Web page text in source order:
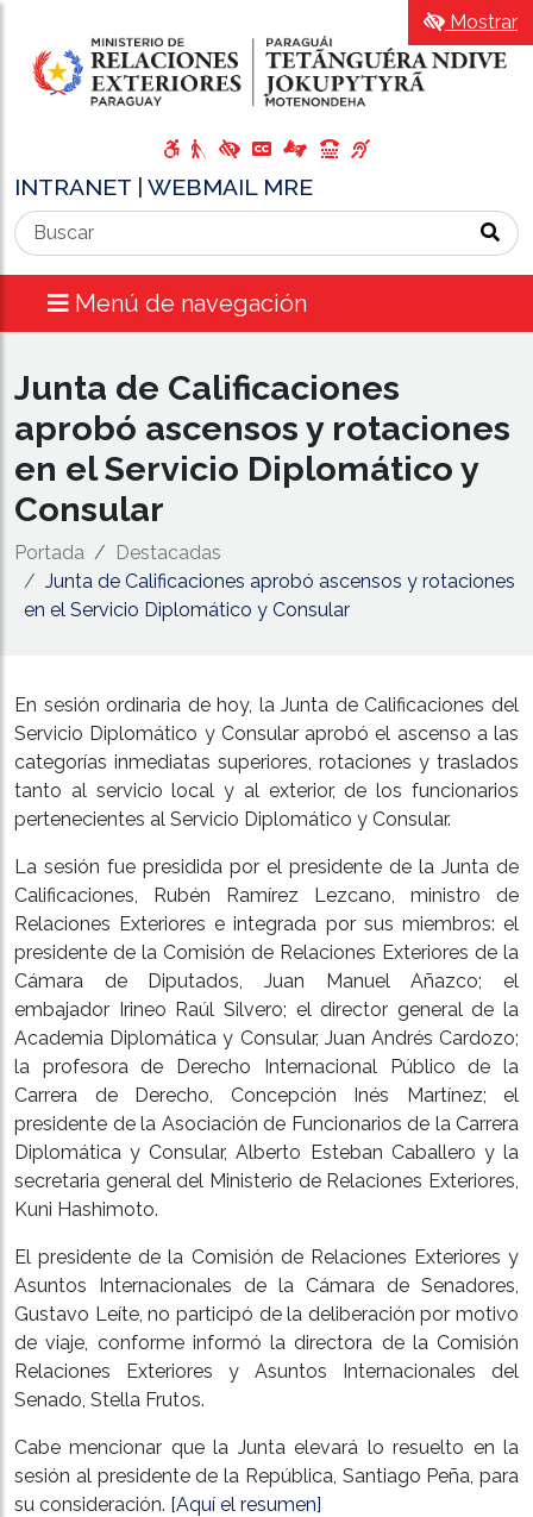
INTRANET WEBMAIL MRE
Menú de navegación
Mostrar
Junta de Calificaciones
aprobó ascensos y rotaciones
en el Servicio Diplomático y
Consular
Portada
Destacadas
Junta de Calificaciones aprobó ascensos y rotaciones
en el Servicio Diplomático y Consular
En sesión ordinaria de hoy, la Junta de Calificaciones del
Servicio Diplomático y Consular aprobó el ascenso a las
categorías inmediatas superiores, rotaciones y traslados
tanto al servicio local y al exterior, de los funcionarios
pertenecientes al Servicio Diplomático y Consular.
La sesión fue presidida por el presidente de la Junta de
Calificaciones, Rubén Ramírez Lezcano, ministro de
Relaciones Exteriores e integrada por sus miembros: el
presidente de la Comisión de Relaciones Exteriores de la
Cámara de Diputados, Juan Manuel Añazco; el
embajador Irineo Raúl Silvero; el director general de la
Academia Diplomática y Consular, Juan Andrés Cardozo;
la profesora de Derecho Internacional Público de la
Carrera de Derecho, Concepción Inés Martínez; el
presidente de la Asociación de Funcionarios de la Carrera
Diplomática y Consular, Alberto Esteban Caballero y la
secretaria general del Ministerio de Relaciones Exteriores,
Kuni Hashimoto.
El presidente de la Comisión de Relaciones Exteriores y
Asuntos Internacionales de la Cámara de Senadores,
Gustavo Leíte, no participó de la deliberación por motivo
de viaje, conforme informó la directora de la Comisión
Relaciones Exteriores y Asuntos Internacionales del
Senado, Stella Frutos.
Cabe mencionar que la Junta elevará lo resuelto en la
sesión al presidente de la República, Santiago Peña, para
su consideración. [Aquí el resumen]